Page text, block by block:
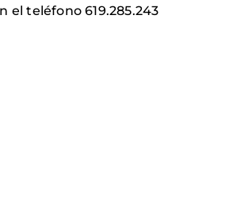
el teléfono 619.285.243